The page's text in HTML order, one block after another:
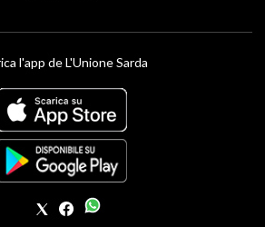
l'app de L'Unione Sarda